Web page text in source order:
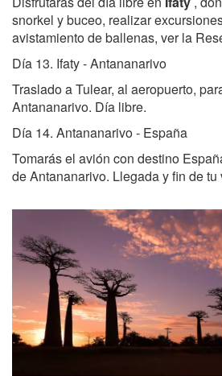
snorkel y buceo, realizar
avistamiento de ballenas, ver la
Día 13. Ifaty - Antananarivo
Traslado a Tulear, al aeropuerto,
Antananarivo. Día libre.
Día 14. Antananarivo - España
Tomarás el avión con destino
de Antananarivo. Llegada y fin de